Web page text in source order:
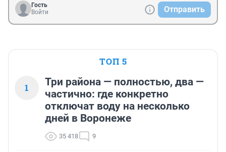
Гость
Войти
Отправить
ТОП 5
1
Три района — полностью, два —
частично: где конкретно
отключат воду на несколько
дней в Воронеже
35 418 9